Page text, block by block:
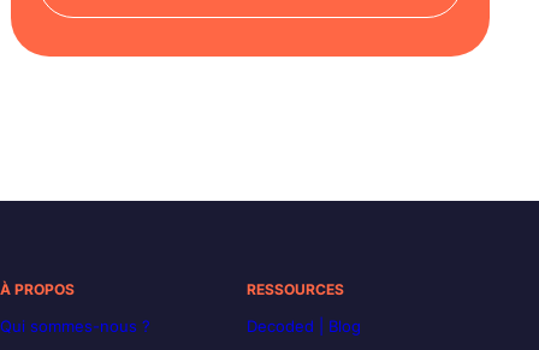
À PROPOS
Qui sommes-nous ?
RESSOURCES
Decoded | Blog